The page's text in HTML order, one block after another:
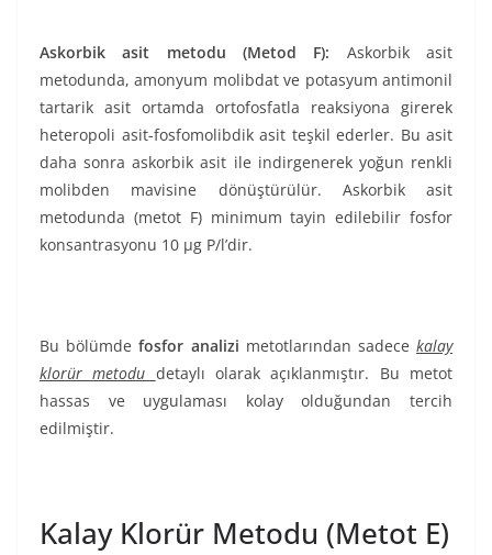
Askorbik asit metodu (Metod F): Askorbik asit
metodunda, amonyum molibdat ve potasyum antimonil
tartarik asit ortamda ortofosfatla reaksiyona girerek
heteropoli asit-fosfomolibdik asit teşkil ederler. Bu asit
daha sonra askorbik asit ile indirgenerek yoğun renkli
molibden mavisine dönüştürülür. Askorbik asit
metodunda (metot F) minimum tayin edilebilir fosfor
konsantrasyonu 10 µg P/l’dir.
Bu bölümdefosfor analizi metotlarından sadecekalay
klorür metodu detaylı olarak açıklanmıştır. Bu metot
hassas ve uygulaması kolay olduğundan tercih
edilmiştir.
Kalay Klorür Metodu (Metot E)